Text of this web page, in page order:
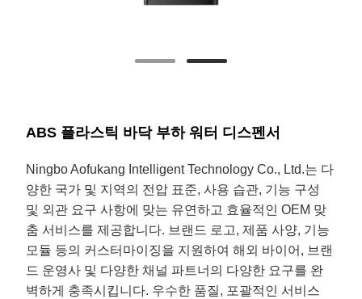
ABS 플라스틱 바닥 부하 워터 디스펜서
Ningbo Aofukang Intelligent Technology Co., Ltd.는 다
양한 국가 및 지역의 전압 표준, 사용 습관, 기능 구성
및 외관 요구 사항에 맞는 유연하고 효율적인 OEM 맞
춤 서비스를 제공합니다. 브랜드 로고, 제품 사양, 기능
모듈 등의 커스터마이징을 지원하여 해외 바이어, 브랜
드 운영사 및 다양한 채널 파트너의 다양한 요구를 완
벽하게 충족시킵니다. 우수한 품질, 포괄적인 서비스